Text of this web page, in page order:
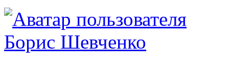
Борис Шевченко